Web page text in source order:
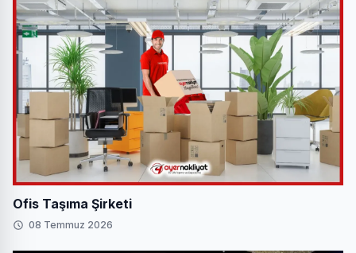
Ofis Taşıma Şirketi
08 Temmuz 2026